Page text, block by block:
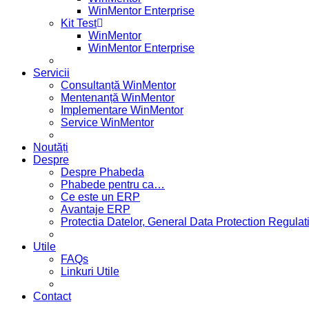
WinMentor Enterprise
Kit Test
WinMentor
WinMentor Enterprise
Servicii
Consultanță WinMentor
Mentenanță WinMentor
Implementare WinMentor
Service WinMentor
Noutăți
Despre
Despre Phabeda
Phabede pentru ca…
Ce este un ERP
Avantaje ERP
Protectia Datelor, General Data Protection
Utile
FAQs
Linkuri Utile
Contact